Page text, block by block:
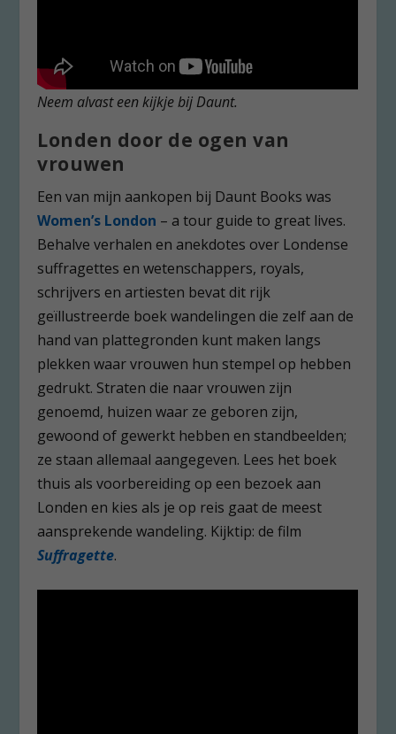
Neem alvast een kijkje bij Daunt.
Londen door de ogen van
vrouwen
Een van mijn aankopen bij Daunt Books was
Women’s London – a tour guide to great lives.
Behalve verhalen en anekdotes over Londense
suffragettes en wetenschappers, royals,
schrijvers en artiesten bevat dit rijk
geïllustreerde boek wandelingen die zelf aan de
hand van plattegronden kunt maken langs
plekken waar vrouwen hun stempel op hebben
gedrukt. Straten die naar vrouwen zijn
genoemd, huizen waar ze geboren zijn,
gewoond of gewerkt hebben en standbeelden;
ze staan allemaal aangegeven. Lees het boek
thuis als voorbereiding op een bezoek aan
Londen en kies als je op reis gaat de meest
aansprekende wandeling. Kijktip: de film
Suffragette.